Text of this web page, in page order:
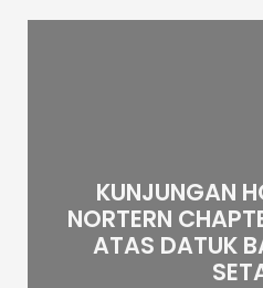
KUNJUNGAN
NORTERN
ATAS DATUK